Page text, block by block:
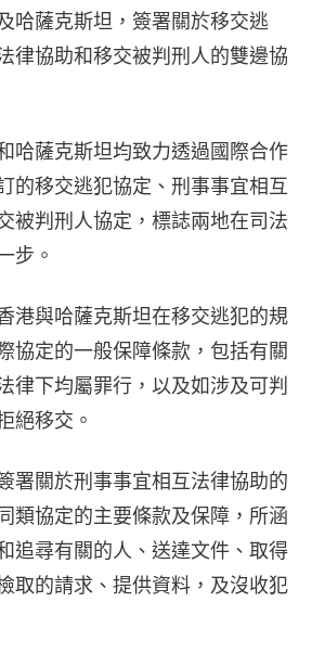
哈薩克斯坦，簽署關於移交逃
律協助和移交被判刑人的雙邊協
哈薩克斯坦均致力透過國際合作
的移交逃犯協定、刑事事宜相互
被判刑人協定，標誌兩地在司法
步。
港與哈薩克斯坦在移交逃犯的規
協定的一般保障條款，包括有關
律下均屬罪行，以及如涉及可判
絕移交。
署關於刑事事宜相互法律協助的
類協定的主要條款及保障，所涵
追尋有關的人、送達文件、取得
取的請求、提供資料，及沒收犯